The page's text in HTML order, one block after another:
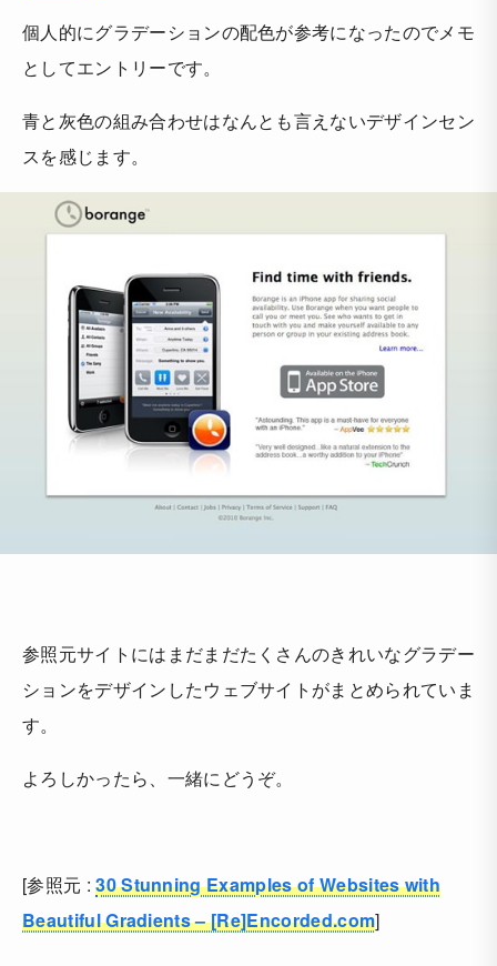
個人的にグラデーションの配色が参考になったのでメモ
としてエントリーです。
青と灰色の組み合わせはなんとも言えないデザインセン
スを感じます。
参照元サイトにはまだまだたくさんのきれいなグラデー
ションをデザインしたウェブサイトがまとめられていま
す。
よろしかったら、一緒にどうぞ。
[参照元 :30 Stunning Examples of Websites with
Beautiful Gradients – [Re]Encorded.com]